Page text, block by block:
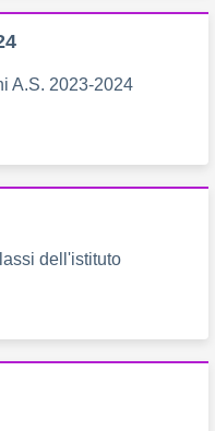
A.S. 2023-2024
dell'istituto